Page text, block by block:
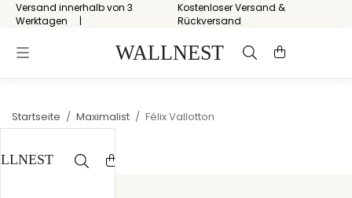
Versand innerhalb von 3
Werktagen
Kostenloser Versand &
Rückversand
Startseite / Maximalist / Félix Vallotton